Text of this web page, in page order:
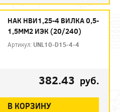
НАК НВИ1,25-4 ВИЛКА 0,5-
1,5ММ2 ИЭК (20/240)
Артикул: UNL10-D15-4-4
382.43 руб.
В КОРЗИНУ